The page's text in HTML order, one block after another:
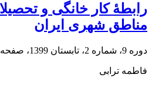
رابطۀ کار خانگی و
مناطق شهری ایران
دوره 9، شماره 2، تابستان 1399، صفحه
فاطمه ترابی